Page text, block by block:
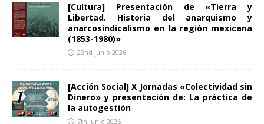
[Cultura] Presentación de «Tierra y
Libertad. Historia del anarquismo y
anarcosindicalismo en la región mexicana
(1853-1980)»
22nd junio 2026
[Acción Social] X Jornadas «Colectividad sin
Dinero» y presentación de: La práctica de
la autogestión
7th junio 2026